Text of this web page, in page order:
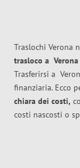
Traslochi Verona
trasloco a Verona
Trasferirsi a
finanziaria. Ecco
chiara dei costi,
costi nascosti o